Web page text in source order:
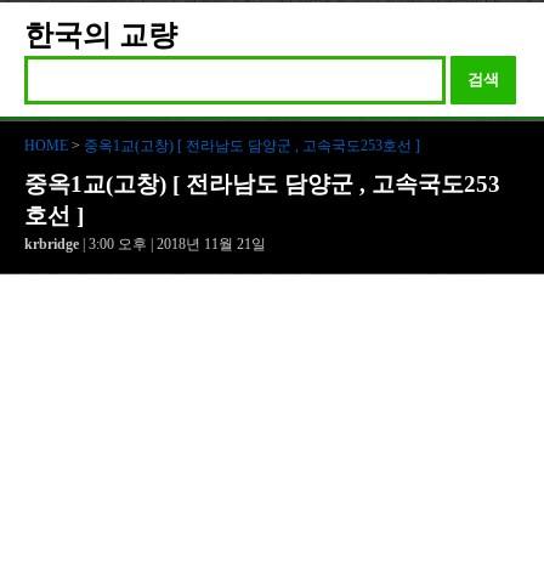
한국의 교량
검색
HOME > 중옥1교(고창) [ 전라남도 담양군 , 고속국도253호선 ]
중옥1교(고창) [ 전라남도 담양군 , 고속국도253
호선 ]
krbridge | 3:00 오후 | 2018년 11월 21일